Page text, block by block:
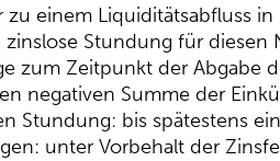
einem Liquiditätsabfluss
Stundung für diesen
zum Zeitpunkt der Abgabe
negativen Summe der
Stundung: bis spätestens
unter Vorbehalt der